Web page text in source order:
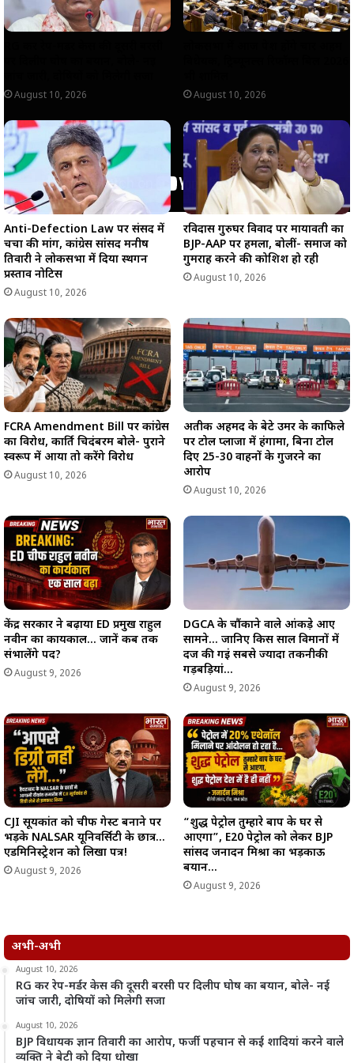
August 10, 2026 August 10, 2026
Anti-Defection Law पर संसद में
चर्चा की मांग, कांग्रेस सांसद मनीष
तिवारी ने लोकसभा में दिया स्थगन
प्रस्ताव नोटिस
August 10, 2026
रविदास गुरुघर विवाद पर मायावती का
BJP-AAP पर हमला, बोलीं- समाज को
गुमराह करने की कोशिश हो रही
August 10, 2026
FCRA Amendment Bill पर कांग्रेस
का विरोध, कार्ति चिदंबरम बोले- पुराने
स्वरूप में आया तो करेंगे विरोध
August 10, 2026
अतीक अहमद के बेटे उमर के काफिले
पर टोल प्लाजा में हंगामा, बिना टोल
दिए 25-30 वाहनों के गुजरने का
आरोप
August 10, 2026
केंद्र सरकार ने बढ़ाया ED प्रमुख राहुल
नवीन का कार्यकाल… जानें कब तक
संभालेंगे पद?
August 9, 2026
DGCA के चौंकाने वाले आंकड़े आए
सामने… जानिए किस साल विमानों में
दर्ज की गईं सबसे ज्यादा तकनीकी
गड़बड़ियां…
August 9, 2026
CJI सूर्यकांत को चीफ गेस्ट बनाने पर
भड़के NALSAR यूनिवर्सिटी के छात्र…
एडमिनिस्ट्रेशन को लिखा पत्र!
August 9, 2026
“शुद्ध पेट्रोल तुम्हारे बाप के घर से
आएगा”, E20 पेट्रोल को लेकर BJP
सांसद जनार्दन मिश्रा का भड़काऊ
बयान…
August 9, 2026
अभी-अभी
August 10, 2026
RG कर रेप-मर्डर केस की दूसरी बरसी पर दिलीप घोष का बयान, बोले- नई
जांच जारी, दोषियों को मिलेगी सजा
August 10, 2026
BJP विधायक ज्ञान तिवारी का आरोप, फर्जी पहचान से कई शादियां करने वाले
व्यक्ति ने बेटी को दिया धोखा